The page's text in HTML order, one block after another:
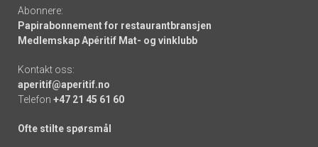
Abonnere:
Papirabonnement for restaurantbransjen
Medlemskap Apéritif Mat- og vinklubb
Kontakt oss:
aperitif@aperitif.no
Telefon +47 21 45 61 60
Ofte stilte spørsmål